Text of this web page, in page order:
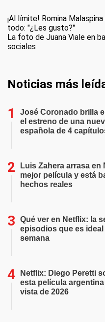
¡Al límite! Romina
todo: "¿Les gusto?"
La foto de Juana Viale en
sociales
Noticias más
José Coronado brilla
el estreno de una
española de 4
Luis Zahera arrasa en
mejor película y está
hechos reales
Qué ver en Netflix: la
episodios que es
semana
Netflix: Diego Peretti
esta película
vista de 2026